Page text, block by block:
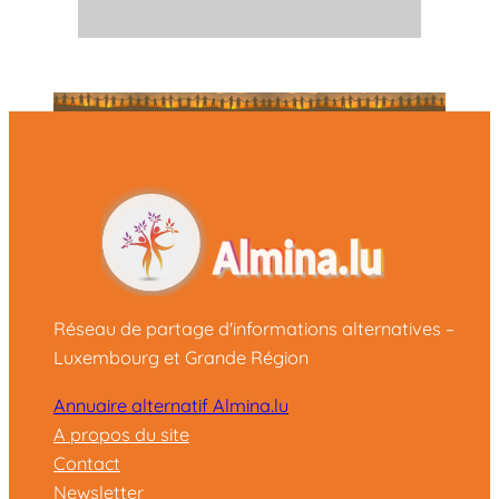
Réseau de partage d'informations alternatives –
Luxembourg et Grande Région
Annuaire alternatif Almina.lu
A propos du site
Contact
Newsletter